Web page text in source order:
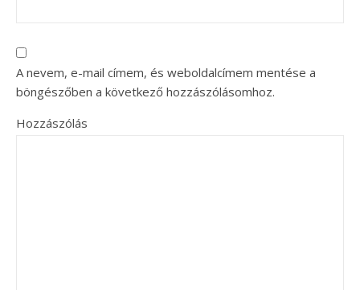
A nevem, e-mail címem, és weboldalcímem mentése a
böngészőben a következő hozzászólásomhoz.
Hozzászólás